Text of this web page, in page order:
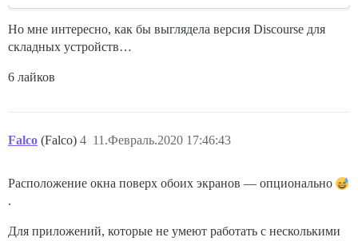
Но мне интересно, как бы выглядела версия Discourse для
складных устройств…
6 лайков
Falco (Falco) 11.Февраль.2020 17:46:43
4
Расположение окна поверх обоих экранов — опционально
.
Для приложений, которые не умеют работать с несколькими